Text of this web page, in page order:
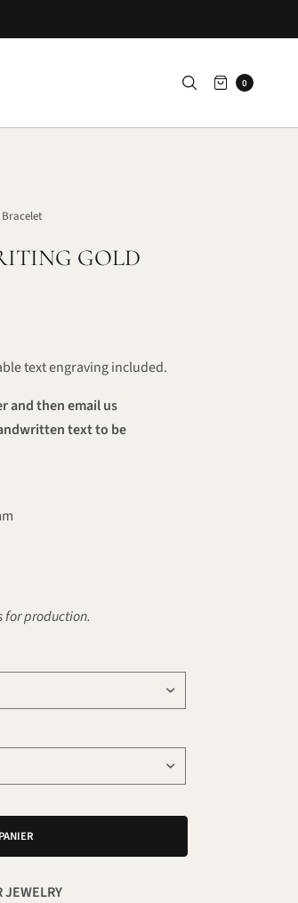
0
GOLD
text engraving included.
and then email us
text to be
for production.
JEWELRY